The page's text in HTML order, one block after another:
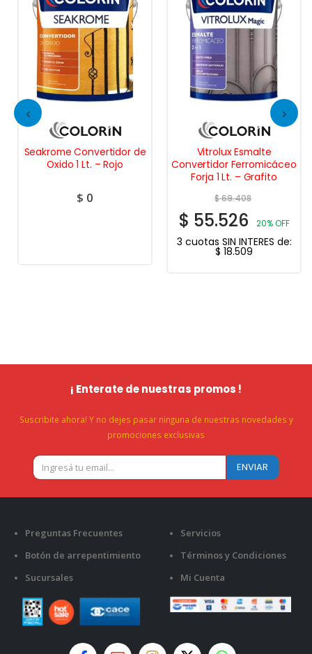
Seakrome Convertidor de
Oxido 1 Lt. – Rojo
$ 0
Vitrolux Esmalte
Convertidor Ferromicáceo
Forja 1 Lt. – Grafito
$69.408
$ 55.526 20% OFF
3 cuotas SIN INTERES de:
$ 18.509
¡ Enterate de nuestras promos !
Suscribite ahora! Y no dejes pasar ninguna de nuestras novedades y
promociones exclusivas
Preguntas Frecuentes
Botón de arrepentimiento
Sucursales
Servicios
Términos y Condiciones
Mi Cuenta